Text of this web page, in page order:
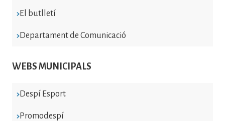
El butlletí
Departament de Comunicació
WEBS MUNICIPALS
Despí Esport
Promodespí